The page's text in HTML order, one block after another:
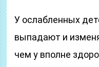
У ослабленных
выпадают и
чем у вполне